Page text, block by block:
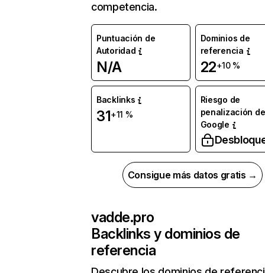
competencia.
Puntuación de
Autoridad
N/A
Dominios de
referencia
22+10 %
Backlinks
31+11 %
Riesgo de
penalización de
Google
Consigue más datos gratis →
vadde.pro
Backlinks y dominios de
referencia